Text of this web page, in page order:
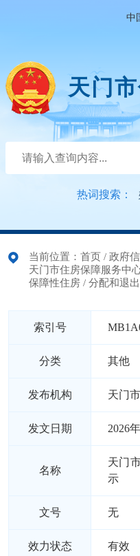
中
天门
热词搜索：
当前位置： 首页 / 政府
天门市住房保障服务中
保障性住房 / 分配和退出
索引号
分类 其他
发布机构 天门
发文日期 2026
名称
天门
示
文号 无
效力状态 有效